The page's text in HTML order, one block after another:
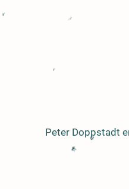
Peter Doppstadt